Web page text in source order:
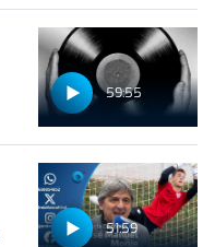
59:55
51:59